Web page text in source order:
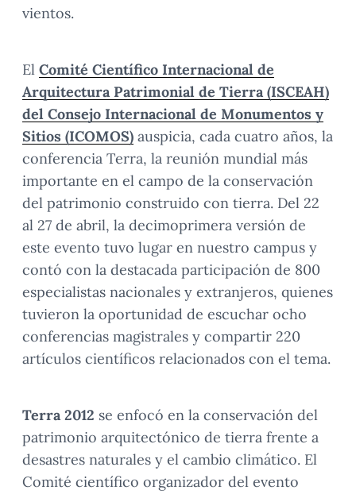
vientos.
El Comité Científico Internacional de
Arquitectura Patrimonial de Tierra (ISCEAH)
del Consejo Internacional de Monumentos y
Sitios (ICOMOS) auspicia, cada cuatro años, la
conferencia Terra, la reunión mundial más
importante en el campo de la conservación
del patrimonio construido con tierra. Del 22
al 27 de abril, la decimoprimera versión de
este evento tuvo lugar en nuestro campus y
contó con la destacada participación de 800
especialistas nacionales y extranjeros, quienes
tuvieron la oportunidad de escuchar ocho
conferencias magistrales y compartir 220
artículos científicos relacionados con el tema.
Terra 2012 se enfocó en la conservación del
patrimonio arquitectónico de tierra frente a
desastres naturales y el cambio climático. El
Comité científico organizador del evento